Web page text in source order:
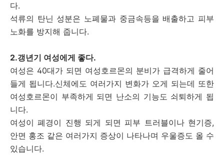
다.
석류의 탄닌 성분은 노폐물과 중금속등을 배출하고 피부
노화를 방지해 줍니다.
2.갱년기 여성에게 좋다.
여성은 40대가 되면 여성호르몬의 분비가 급격하게 줄어
들게 됩니다.신체에도 여러가지 변화가 오게 되는데 또한
여성호르몬이 부족하게 되면 난소의 기능도 쇠퇴하게 됩
니다.
여성이 폐경이 진행 되게 되면 피부 트러블이나 현기증,
안면 홍조 같은 여러가지 증상이 나타나며 우울증도 올 수
있습니다.